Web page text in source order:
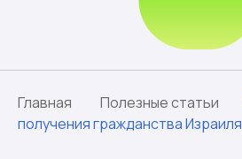
менеджером
Главная Полезные статьи
получения гражданства Израиля